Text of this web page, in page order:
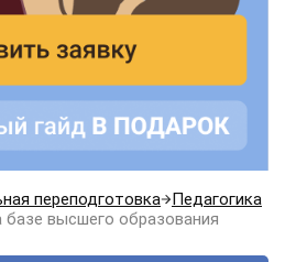
переподготовка
Педагогика
базе высшего образования